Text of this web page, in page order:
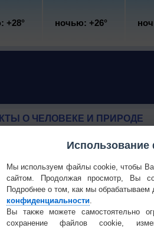
+28° ночью: +26°
О ЧЕЛОВЕКЕ И ПРИРОДЕ
загар
от
здоровья
помочь
Тёмный
замедляет
солнце до
Что
или вред?
Мы используем файлы cookie, чтобы
сайтом. Продолжая просмотр, Вы
Подробнее о том, как мы обрабатываем
конфиденциальности
Вы также можете самостоятельно
сохранение файлов cookie,